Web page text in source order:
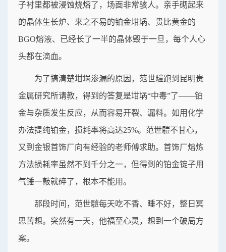
子衬里都被浸蚀烧熔了，场面非常骇人。亲手砌起来
的晶体生长炉、来之不易的铂金坩埚、贵比黄金的
BGO熔液、已经长了一半的晶体毁于一旦，每个人心
头都在滴血。
为了搞清楚坩埚渗漏的原因，范世𩥉跑到昆明贵
金属研究所请教，得到的答复是坩埚“中毒”了——铂
金与杂质发生反应，从而容易开裂、漏料。如用化学
办法提纯铂金，损耗率将高达25%。范世𩥉不甘心，
又到金银首饰厂向有经验的老师傅求助。首饰厂熔炼
方法损耗率虽然不到千分之一，但得到的铂金锭子用
气锤一敲就碎了，根本不能用。
那段时间，范世𩥉每天吃不香、睡不好，整日冥
思苦想。突然有一天，他福至心灵，想到一个破局方
案。